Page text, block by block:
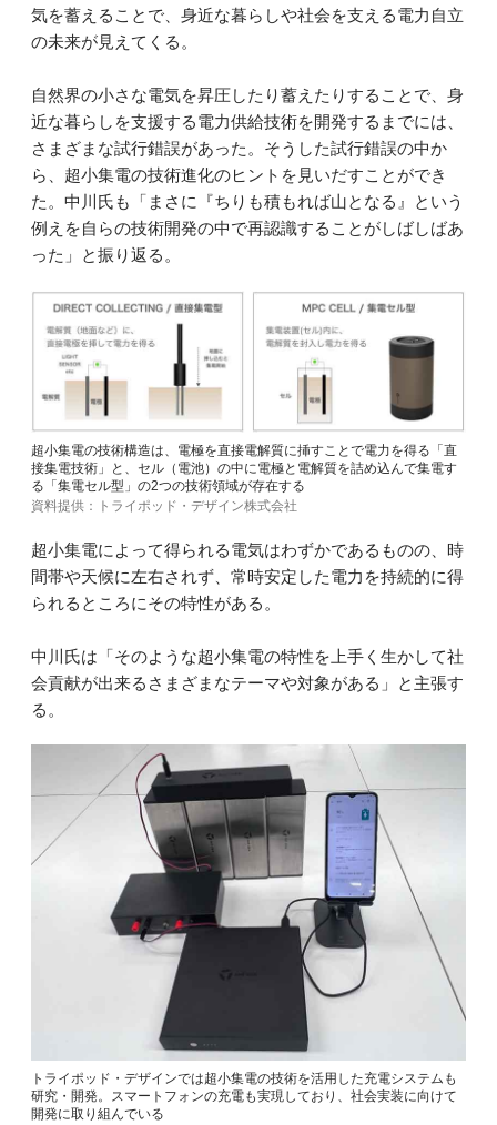
気を蓄えることで、身近な暮らしや社会を支える電力自立
の未来が見えてくる。
自然界の小さな電気を昇圧したり蓄えたりすることで、身
近な暮らしを支援する電力供給技術を開発するまでには、
さまざまな試行錯誤があった。そうした試行錯誤の中か
ら、超小集電の技術進化のヒントを見いだすことができ
た。中川氏も「まさに『ちりも積もれば山となる』という
例えを自らの技術開発の中で再認識することがしばしばあ
った」と振り返る。
超小集電の技術構造は、電極を直接電解質に挿すことで電力を得る「直
接集電技術」と、セル（電池）の中に電極と電解質を詰め込んで集電す
る「集電セル型」の2つの技術領域が存在する
資料提供：トライポッド・デザイン株式会社
超小集電によって得られる電気はわずかであるものの、時
間帯や天候に左右されず、常時安定した電力を持続的に得
られるところにその特性がある。
中川氏は「そのような超小集電の特性を上手く生かして社
会貢献が出来るさまざまなテーマや対象がある」と主張す
る。
トライポッド・デザインでは超小集電の技術を活用した充電システムも
研究・開発。スマートフォンの充電も実現しており、社会実装に向けて
開発に取り組んでいる